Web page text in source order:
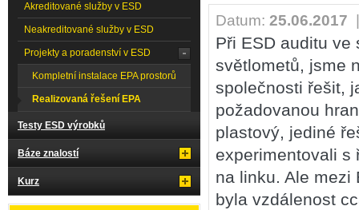
Datum: 25.06.2017
Při ESD auditu
světlometů, jsme
společnosti řešit,
požadovanou
plastový, jediné
experimentovali s
na linku. Ale mezi
byla vzdálenost
Akreditované služby v ESD
Neakreditované služby v ESD
Projekty a poradenství v ESD
Kompletní instalace EPA prostorů
Realizovaná řešení EPA
Testy ESD výrobků
Báze znalostí
Kurz